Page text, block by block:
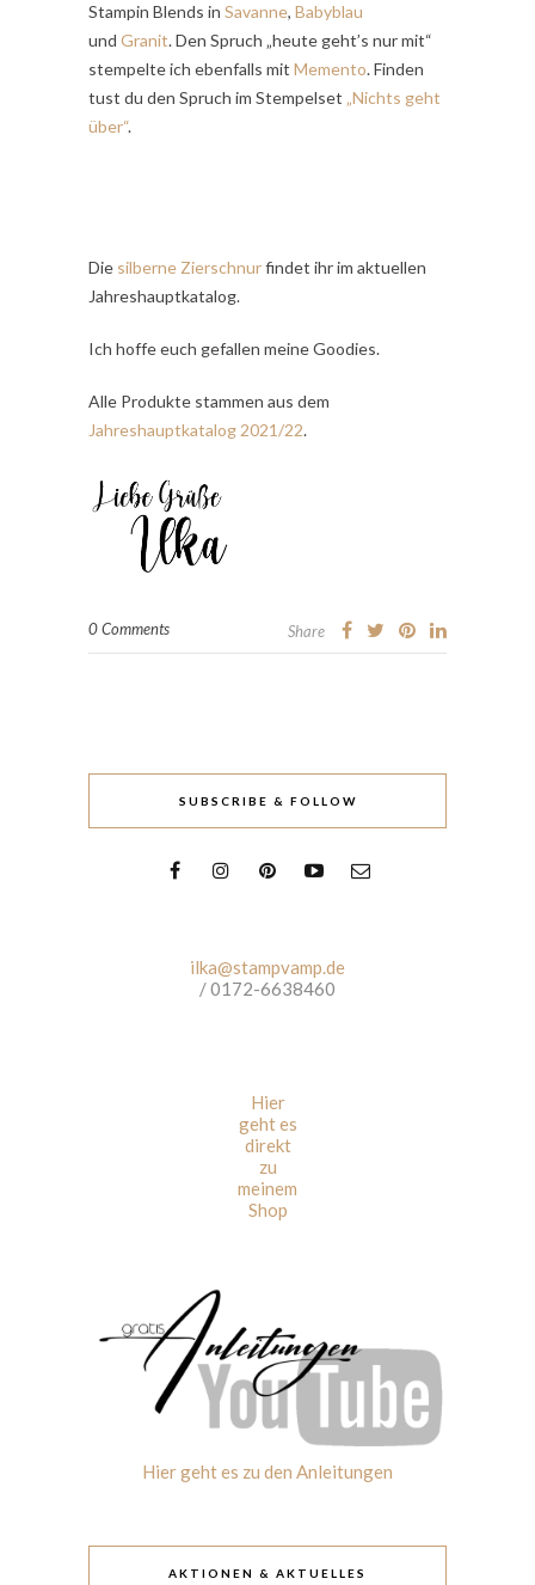
Stampin Blends in Savanne, Babyblau
und Granit. Den Spruch „heute geht’s nur mit“
stempelte ich ebenfalls mit Memento. Finden
tust du den Spruch im Stempelset „Nichts geht
über“.
Die silberne Zierschnurfindet ihr im aktuellen
Jahreshauptkatalog.
Ich hoffe euch gefallen meine Goodies.
Alle Produkte stammen aus dem
Jahreshauptkatalog 2021/22.
0 Comments Share
SUBSCRIBE & FOLLOW
ilka@stampvamp.de
/ 0172-6638460
Hier
geht es
direkt
zu
meinem
Shop
Hier geht es zu den Anleitungen
AKTIONEN & AKTUELLES